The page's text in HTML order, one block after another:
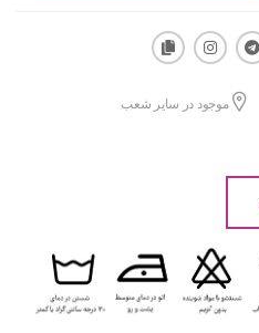
موجود در سایر شعب